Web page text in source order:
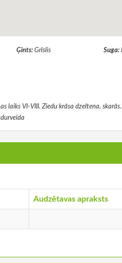
Ģints: Grīslis Suga:
laiks VI-VIII. Ziedu krāsa dzeltena,
Audzētavas apraksts